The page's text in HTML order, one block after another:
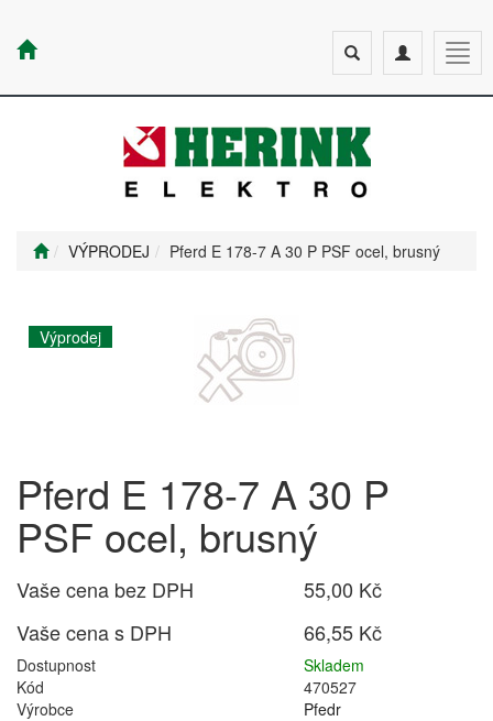
Toggle
navigation
Toggle
search
VÝPRODEJ Pferd E 178-7 A 30 P PSF ocel, brusný
Výprodej
Pferd E 178-7 A 30 P
PSF ocel, brusný
Vaše cena bez DPH
55,00 Kč
Vaše cena s DPH
66,55 Kč
Dostupnost
Skladem
Kód
470527
Výrobce
Pfedr